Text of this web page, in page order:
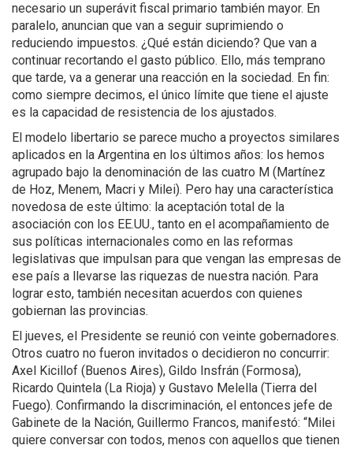
necesario un superávit fiscal primario también mayor. En
paralelo, anuncian que van a seguir suprimiendo o
reduciendo impuestos. ¿Qué están diciendo? Que van a
continuar recortando el gasto público. Ello, más temprano
que tarde, va a generar una reacción en la sociedad. En fin:
como siempre decimos, el único límite que tiene el ajuste
es la capacidad de resistencia de los ajustados.
El modelo libertario se parece mucho a proyectos similares
aplicados en la Argentina en los últimos años: los hemos
agrupado bajo la denominación de las cuatro M (Martínez
de Hoz, Menem, Macri y Milei). Pero hay una característica
novedosa de este último: la aceptación total de la
asociación con los EE.UU., tanto en el acompañamiento de
sus políticas internacionales como en las reformas
legislativas que impulsan para que vengan las empresas de
ese país a llevarse las riquezas de nuestra nación. Para
lograr esto, también necesitan acuerdos con quienes
gobiernan las provincias.
El jueves, el Presidente se reunió con veinte gobernadores.
Otros cuatro no fueron invitados o decidieron no concurrir:
Axel Kicillof (Buenos Aires), Gildo Insfrán (Formosa),
Ricardo Quintela (La Rioja) y Gustavo Melella (Tierra del
Fuego). Confirmando la discriminación, el entonces jefe de
Gabinete de la Nación, Guillermo Francos, manifestó: “Milei
quiere conversar con todos, menos con aquellos que tienen